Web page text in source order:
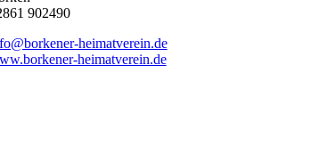
902490
heimatverein.de
heimatverein.de